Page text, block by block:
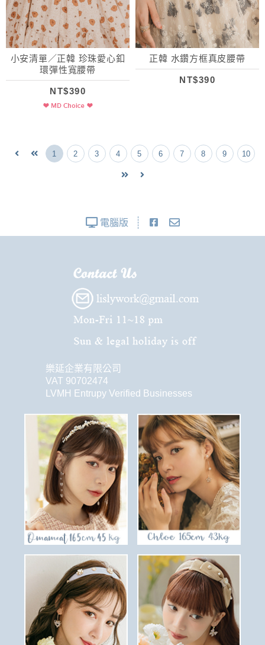
小安清單／正韓 珍珠愛心釦
環彈性寬腰帶
NT$390
正韓 水鑽方框真皮腰帶
NT$390
1 2 3 4 5 6 7 8 9 10
電腦版
樂延企業有限公司
VAT 90702474
LVMH Entrupy Verified Businesses